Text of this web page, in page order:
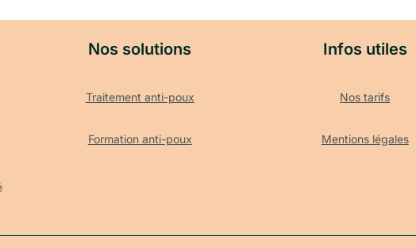
Nos solutions
Traitement anti-poux
Formation anti-poux
Infos utiles
Nos tarifs
Mentions légales